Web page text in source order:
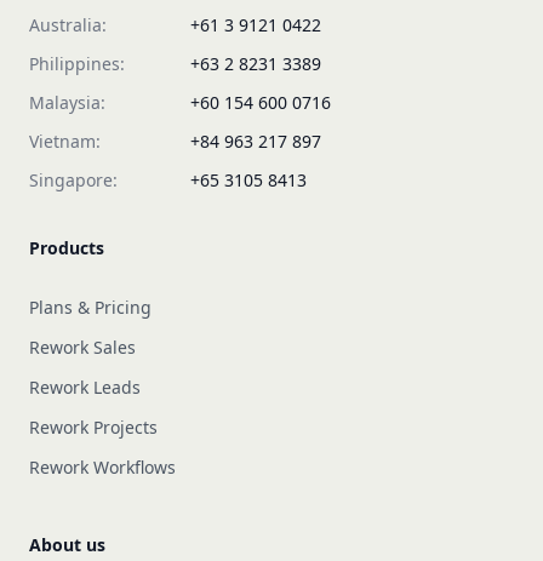
Australia:
+61 3 9121 0422
Philippines:
+63 2 8231 3389
Malaysia:
+60 154 600 0716
Vietnam:
+84 963 217 897
Singapore:
+65 3105 8413
Products
Plans & Pricing
Rework Sales
Rework Leads
Rework Projects
Rework Workflows
About us